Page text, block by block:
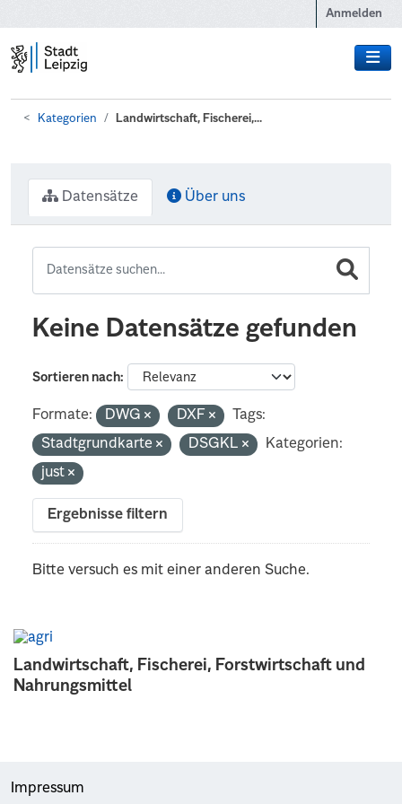
Anmelden
Kategorien Landwirtschaft, Fischerei,...
Landwirtschaft, Fischerei, Forstwirtschaft und
Nahrungsmittel
Datensätze Über uns
Keine Datensätze gefunden
Sortieren nach
Formate: DWG DXF
Tags:
Stadtgrundkarte
DSGKL
Kategorien:
just
Ergebnisse filtern
Bitte versuch es mit einer anderen Suche.
Impressum